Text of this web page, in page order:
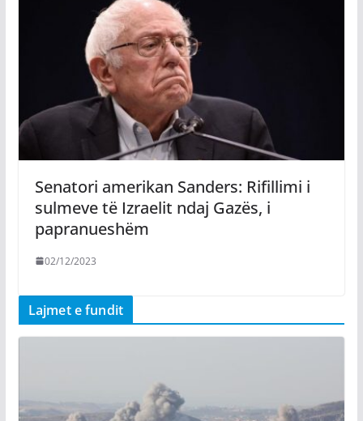
Senatori amerikan Sanders: Rifillimi i
sulmeve të Izraelit ndaj Gazës, i
papranueshëm
02/12/2023
Lajmet e fundit